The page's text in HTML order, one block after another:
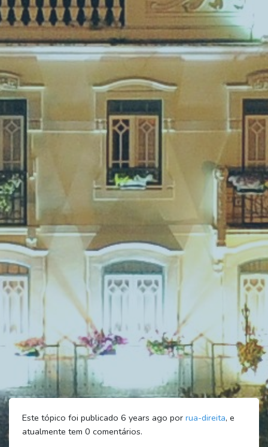
Este tópico foi publicado 6 years ago por rua-direita, e
atualmente tem 0 comentários.